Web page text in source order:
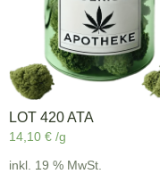
LOT 420 ATA
14,10 € /g
inkl. 19 % MwSt.